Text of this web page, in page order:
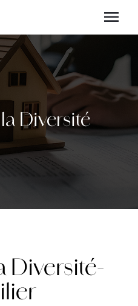
Diversité
Diversité-